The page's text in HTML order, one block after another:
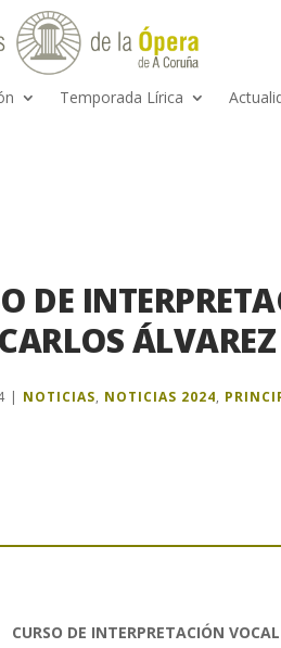
Temporada Lírica
DE
ÁLVAREZ
| NOTICIAS, NOTICIAS 2024,
CURSO DE INTERPRETACIÓN